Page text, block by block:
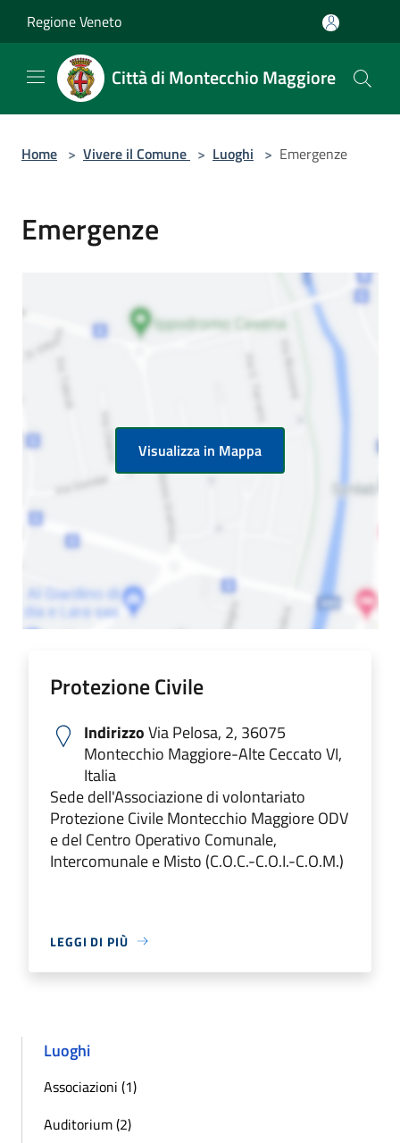
Regione Veneto
Città di Montecchio Maggiore
Home > Vivere il Comune > Luoghi > Emergenze
Emergenze
Visualizza in Mappa
Protezione Civile
IndirizzoVia Pelosa, 2, 36075
Montecchio Maggiore-Alte Ceccato VI,
Italia
Sede dell'Associazione di volontariato
Protezione Civile Montecchio Maggiore ODV
e del Centro Operativo Comunale,
Intercomunale e Misto (C.O.C.-C.O.I.-C.O.M.)
LEGGI DI PIÙ
Luoghi
Associazioni (1)
Auditorium (2)